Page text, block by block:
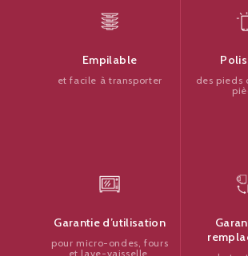
Empilable
et facile à transporter
des pieds
Garantie d’utilisation
pour micro-ondes, fours
et lave-vaisselle.